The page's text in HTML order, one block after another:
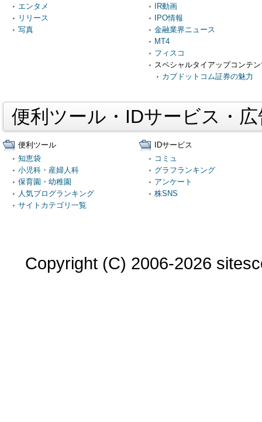
エンタメ
リリース
写真
IR動画
IPO情報
金融業界ニュース
MT4
フィスコ
スペシャルタイアップコンテ
カブドットコム証券の魅力
便利ツール・IDサービス・
便利ツール
知恵袋
小児科・産婦人科
保育園・幼稚園
人気ブログランキング
サイトカテゴリ一覧
IDサービス
コミュ
グラフランキング
アンケート
株SNS
Copyright (C) 2006-2026